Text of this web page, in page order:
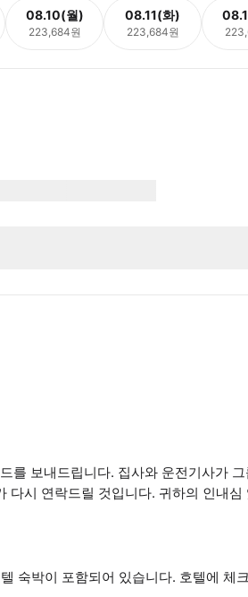
08.10(월)
223,684원
08.11(화)
223,684원
를 보내드립니다. 집사와 운전기사가
다시 연락드릴 것입니다. 귀하의 인내
숙박이 포함되어 있습니다. 호텔에 체